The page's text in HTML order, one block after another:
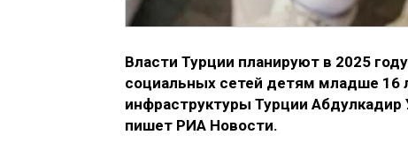
Власти Турции планируют в 2025
социальных сетей детям младше 16
инфраструктуры Турции Абдулкадир
пишет РИА Новости.